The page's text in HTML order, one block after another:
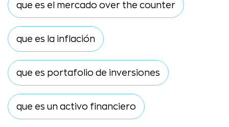
que es el mercado over the counter
que es la inflación
que es portafolio de inversiones
que es un activo financiero